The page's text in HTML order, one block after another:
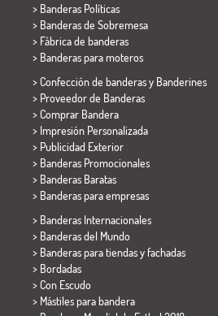
> Banderas Políticas
> Banderas de Sobremesa
> Fábrica de banderas
> Banderas para moteros
> Confección de banderas y Banderines
> Proveedor de Banderas
> Comprar Bandera
> Impresión Personalizada
> Publicidad Exterior
> Banderas Promocionales
> Banderas Baratas
> Banderas para empresas
> Banderas Internacionales
> Banderas del Mundo
> Banderas para tiendas y fachadas
> Bordadas
> Con Escudo
> Mástiles para bandera